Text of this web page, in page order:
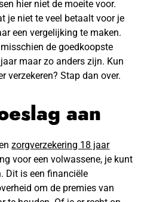
hier niet de moeite voor.
je niet te veel betaalt voor je
een vergelijking te maken.
de goedkoopste
maar zo anders zijn. Kun
verzekeren? Stap dan over.
aan
zorgverzekering 18 jaar
voor een volwassene, je kunt
Dit is een financiële
om de premies van